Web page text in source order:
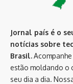
Jornal país é o
notícias sobre
Brasil.
estão moldando o
seu dia a dia.